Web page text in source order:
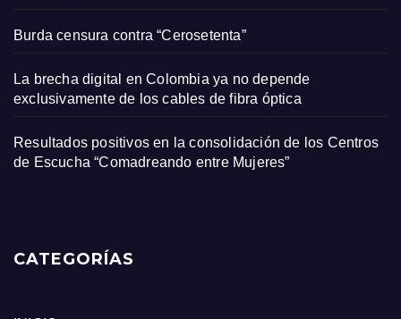
Burda censura contra “Cerosetenta”
La brecha digital en Colombia ya no depende
exclusivamente de los cables de fibra óptica
Resultados positivos en la consolidación de los Centros
de Escucha “Comadreando entre Mujeres”
CATEGORÍAS